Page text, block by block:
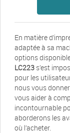
En matière
adaptée à sa
options
LC223 s’est
pour les
nous vous
vous aider à
incontournable
aborderons les
où l’acheter.